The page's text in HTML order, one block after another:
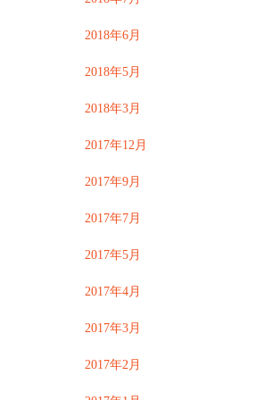
2018年6月
2018年5月
2018年3月
2017年12月
2017年9月
2017年7月
2017年5月
2017年4月
2017年3月
2017年2月